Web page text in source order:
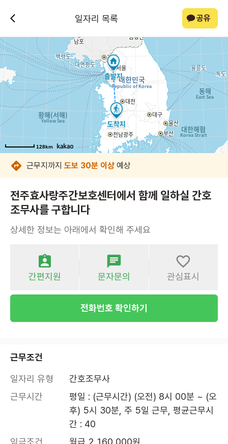
일자리 목록 공유
128km
128km
128km
128km
128km
128km
128km
128km
근무지까지 도보 30분 이상 예상
전주효사랑주간보호센터에서 함께 일하실 간호
조무사를 구합니다
상세한 정보는 아래에서 확인해 주세요
간편지원 문자문의 관심표시
전화번호 확인하기
근무조건
일자리 유형
간호조무사
근무시간
평일 : (근무시간) (오전) 8시 00분 ~ (오
후) 5시 30분, 주 5일 근무, 평균근무시
간 : 40
임금조건
월급 2,160,000원